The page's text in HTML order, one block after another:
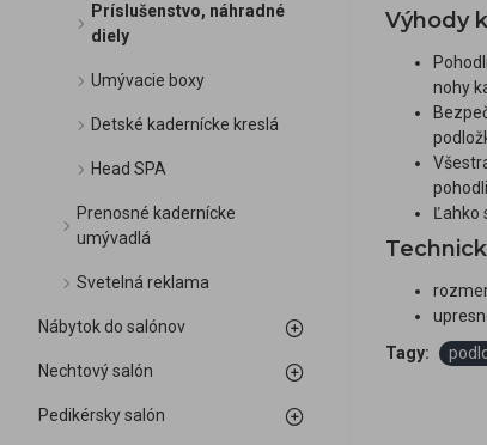
Príslušenstvo, náhradné
diely
Umývacie boxy
Detské kadernícke kreslá
Head SPA
Prenosné kadernícke
umývadlá
Svetelná reklama
Nábytok do salónov
Nechtový salón
Pedikérsky salón
Výhody
nohy
Ľahko
Tagy: